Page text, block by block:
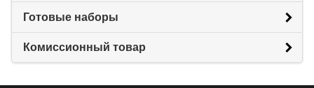
Готовые наборы
Комиссионный товар